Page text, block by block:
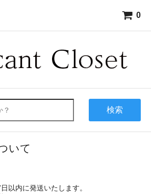
0
検索
いて
以内に発送いたします。